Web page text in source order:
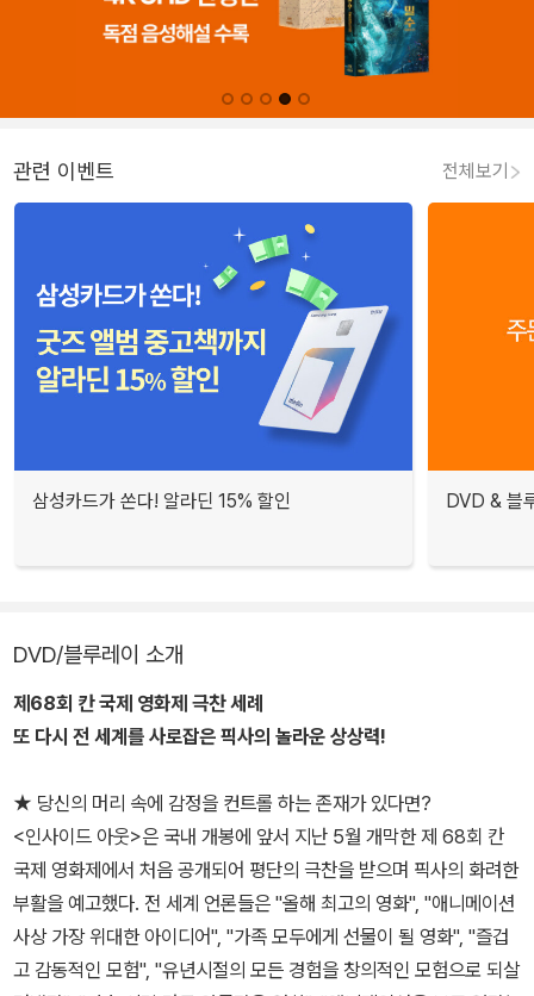
관련 이벤트 전체보기
삼성카드가 쏜다! 알라딘 15% 할인 DVD & 블
DVD/블루레이 소개
제68회 칸 국제 영화제 극찬 세례
또 다시 전 세계를 사로잡은 픽사의 놀라운 상상력!
★ 당신의 머리 속에 감정을 컨트롤 하는 존재가 있다면?
<인사이드 아웃>은 국내 개봉에 앞서 지난 5월 개막한 제 68회 칸
국제 영화제에서 처음 공개되어 평단의 극찬을 받으며 픽사의 화려한
부활을 예고했다. 전 세계 언론들은 "올해 최고의 영화", "애니메이션
사상 가장 위대한 아이디어", "가족 모두에게 선물이 될 영화", "즐겁
고 감동적인 모험", "유년시절의 모든 경험을 창의적인 모험으로 되살